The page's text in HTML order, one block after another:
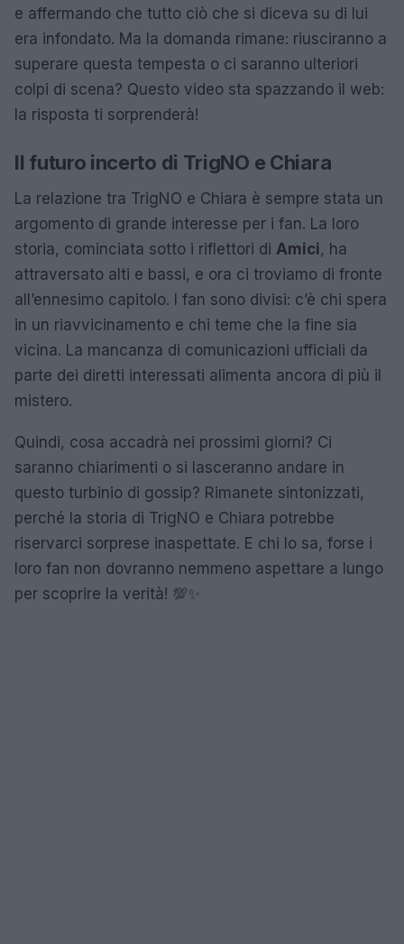
e affermando che tutto ciò che si diceva su di lui
era infondato. Ma la domanda rimane: riusciranno a
superare questa tempesta o ci saranno ulteriori
colpi di scena? Questo video sta spazzando il web:
la risposta ti sorprenderà!
Il futuro incerto di TrigNO e Chiara
La relazione tra TrigNO e Chiara è sempre stata un
argomento di grande interesse per i fan. La loro
storia, cominciata sotto i riflettori di Amici, ha
attraversato alti e bassi, e ora ci troviamo di fronte
all’ennesimo capitolo. I fan sono divisi: c’è chi spera
in un riavvicinamento e chi teme che la fine sia
vicina. La mancanza di comunicazioni ufficiali da
parte dei diretti interessati alimenta ancora di più il
mistero.
Quindi, cosa accadrà nei prossimi giorni? Ci
saranno chiarimenti o si lasceranno andare in
questo turbinio di gossip? Rimanete sintonizzati,
perché la storia di TrigNO e Chiara potrebbe
riservarci sorprese inaspettate. E chi lo sa, forse i
loro fan non dovranno nemmeno aspettare a lungo
per scoprire la verità! 💯✨